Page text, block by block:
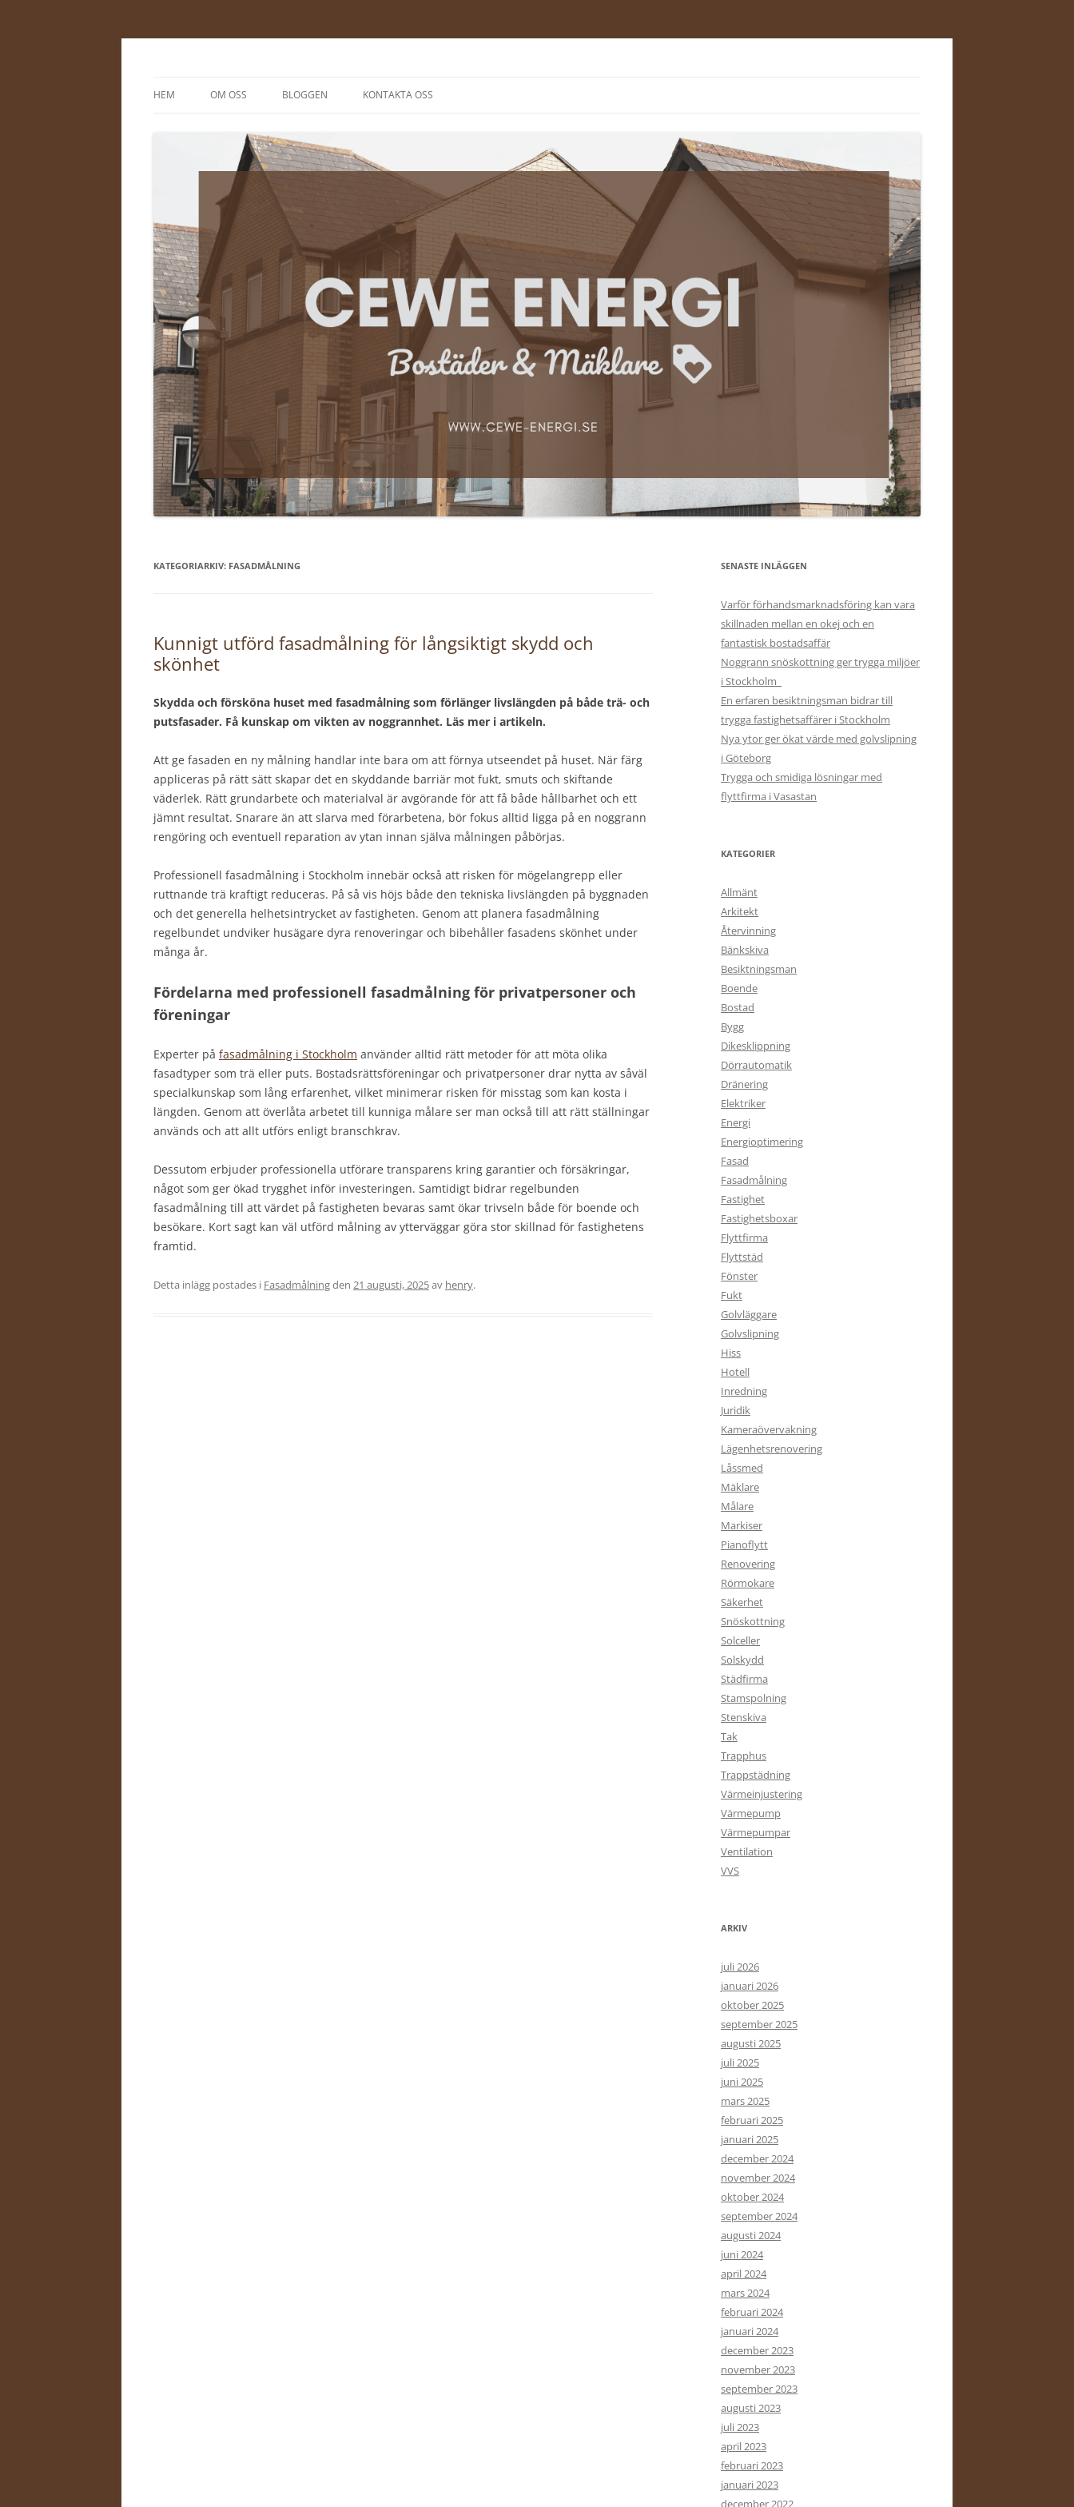
HEM OM OSS BLOGGEN KONTAKTA OSS
KATEGORIARKIV: FASADMÅLNING
Kunnigt utförd fasadmålning för långsiktigt skydd och
skönhet
Skydda och försköna huset med fasadmålning som förlänger livslängden på både trä- och
putsfasader. Få kunskap om vikten av noggrannhet. Läs mer i artikeln.
Att ge fasaden en ny målning handlar inte bara om att förnya utseendet på huset. När färg
appliceras på rätt sätt skapar det en skyddande barriär mot fukt, smuts och skiftande
väderlek. Rätt grundarbete och materialval är avgörande för att få både hållbarhet och ett
jämnt resultat. Snarare än att slarva med förarbetena, bör fokus alltid ligga på en noggrann
rengöring och eventuell reparation av ytan innan själva målningen påbörjas.
Professionell fasadmålning i Stockholm innebär också att risken för mögelangrepp eller
ruttnande trä kraftigt reduceras. På så vis höjs både den tekniska livslängden på byggnaden
och det generella helhetsintrycket av fastigheten. Genom att planera fasadmålning
regelbundet undviker husägare dyra renoveringar och bibehåller fasadens skönhet under
många år.
Fördelarna med professionell fasadmålning för privatpersoner och
föreningar
Experter på fasadmålning i Stockholm använder alltid rätt metoder för att möta olika
fasadtyper som trä eller puts. Bostadsrättsföreningar och privatpersoner drar nytta av såväl
specialkunskap som lång erfarenhet, vilket minimerar risken för misstag som kan kosta i
längden. Genom att överlåta arbetet till kunniga målare ser man också till att rätt ställningar
används och att allt utförs enligt branschkrav.
Dessutom erbjuder professionella utförare transparens kring garantier och försäkringar,
något som ger ökad trygghet inför investeringen. Samtidigt bidrar regelbunden
fasadmålning till att värdet på fastigheten bevaras samt ökar trivseln både för boende och
besökare. Kort sagt kan väl utförd målning av ytterväggar göra stor skillnad för fastighetens
framtid.
Detta inlägg postades i Fasadmålningden 21 augusti, 2025av henry.
SENASTE INLÄGGEN
Varför förhandsmarknadsföring kan vara
skillnaden mellan en okej och en
fantastisk bostadsaffär
Noggrann snöskottning ger trygga miljöer
i Stockholm
En erfaren besiktningsman bidrar till
trygga fastighetsaffärer i Stockholm
Nya ytor ger ökat värde med golvslipning
i Göteborg
Trygga och smidiga lösningar med
flyttfirma i Vasastan
KATEGORIER
Allmänt
Arkitekt
Återvinning
Bänkskiva
Besiktningsman
Boende
Bostad
Bygg
Dikesklippning
Dörrautomatik
Dränering
Elektriker
Energi
Energioptimering
Fasad
Fasadmålning
Fastighet
Fastighetsboxar
Flyttfirma
Flyttstäd
Fönster
Fukt
Golvläggare
Golvslipning
Hiss
Hotell
Inredning
Juridik
Kameraövervakning
Lägenhetsrenovering
Låssmed
Mäklare
Målare
Markiser
Pianoflytt
Renovering
Rörmokare
Säkerhet
Snöskottning
Solceller
Solskydd
Städfirma
Stamspolning
Stenskiva
Tak
Trapphus
Trappstädning
Värmeinjustering
Värmepump
Värmepumpar
Ventilation
VVS
ARKIV
juli 2026
januari 2026
oktober 2025
september 2025
augusti 2025
juli 2025
juni 2025
mars 2025
februari 2025
januari 2025
december 2024
november 2024
oktober 2024
september 2024
augusti 2024
juni 2024
april 2024
mars 2024
februari 2024
januari 2024
december 2023
november 2023
september 2023
augusti 2023
juli 2023
april 2023
februari 2023
januari 2023
december 2022